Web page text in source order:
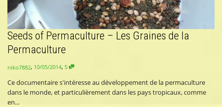
Seeds of Permaculture – Les Graines de la
Permaculture
niko7882, 10/05/2014, 5
Ce documentaire s'intéresse au développement de la permaculture
dans le monde, et particulièrement dans les pays tropicaux, comme
en...